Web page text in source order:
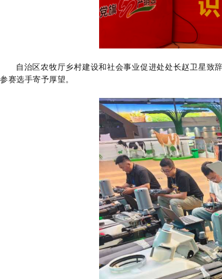
自治区农牧厅乡村建设和社会事业促进处处长赵卫星致
参赛选手寄予厚望。